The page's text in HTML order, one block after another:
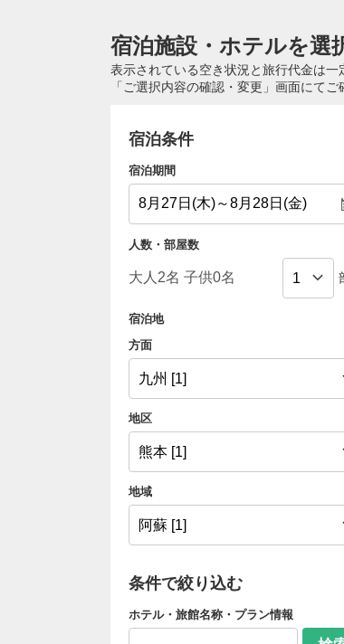
宿泊施設・ホテルを選
表示されている空き状況と旅行代金は
「ご選択内容の確認・変更」画面にてご
宿泊条件
宿泊期間
人数・部屋数
宿泊地
方面
地区
地域
条件で絞り込む
ホテル・旅館名称・プラン情報